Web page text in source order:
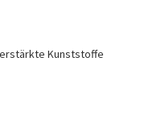
Kunststoffe